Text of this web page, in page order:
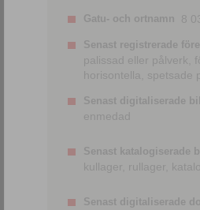
Gatu- och ortnamn 8
Senast registrerade
palissad eller pålverk,
horisontella, spetsade
Senast digitaliserade
enmedad
Senast katalogiserade
kullager, rullager,
Senast digitaliserade